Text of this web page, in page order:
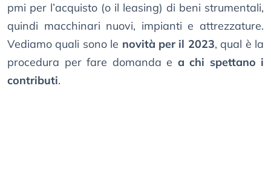
pmi per l’acquisto (o il leasing) di beni strumentali,
quindi macchinari nuovi, impianti e attrezzature.
Vediamo quali sono le novità per il 2023, qual è la
procedura per fare domanda e a chi spettano i
contributi.